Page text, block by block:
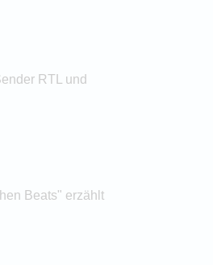
RTL und
Beats" erzählt